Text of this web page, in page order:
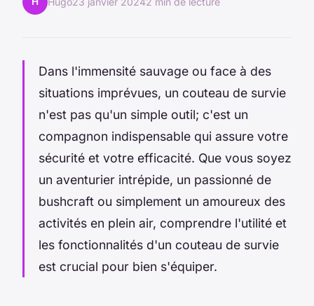
Dans l'immensité sauvage ou face à des
situations imprévues, un couteau de survie
n'est pas qu'un simple outil; c'est un
compagnon indispensable qui assure votre
sécurité et votre efficacité. Que vous soyez
un aventurier intrépide, un passionné de
bushcraft ou simplement un amoureux des
activités en plein air, comprendre l'utilité et
les fonctionnalités d'un couteau de survie
est crucial pour bien s'équiper.